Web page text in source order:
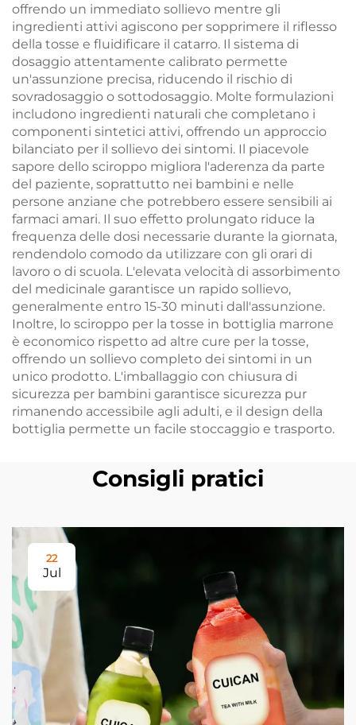
offrendo un immediato sollievo mentre gli
ingredienti attivi agiscono per sopprimere il riflesso
della tosse e fluidificare il catarro. Il sistema di
dosaggio attentamente calibrato permette
un'assunzione precisa, riducendo il rischio di
sovradosaggio o sottodosaggio. Molte formulazioni
includono ingredienti naturali che completano i
componenti sintetici attivi, offrendo un approccio
bilanciato per il sollievo dei sintomi. Il piacevole
sapore dello sciroppo migliora l'aderenza da parte
del paziente, soprattutto nei bambini e nelle
persone anziane che potrebbero essere sensibili ai
farmaci amari. Il suo effetto prolungato riduce la
frequenza delle dosi necessarie durante la giornata,
rendendolo comodo da utilizzare con gli orari di
lavoro o di scuola. L'elevata velocità di assorbimento
del medicinale garantisce un rapido sollievo,
generalmente entro 15-30 minuti dall'assunzione.
Inoltre, lo sciroppo per la tosse in bottiglia marrone
è economico rispetto ad altre cure per la tosse,
offrendo un sollievo completo dei sintomi in un
unico prodotto. L'imballaggio con chiusura di
sicurezza per bambini garantisce sicurezza pur
rimanendo accessibile agli adulti, e il design della
bottiglia permette un facile stoccaggio e trasporto.
Consigli pratici
22
Jul